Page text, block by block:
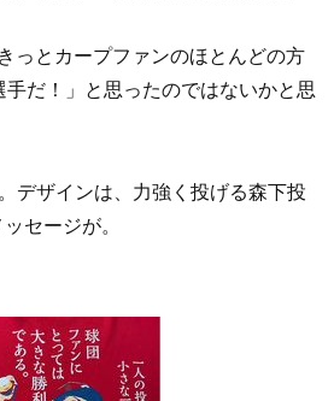
っとカープファンのほとんどの方
だ！」と思ったのではないかと思
デザインは、力強く投げる森下投
セージが。